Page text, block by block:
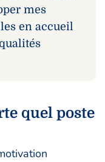
mes
en accueil
quel poste